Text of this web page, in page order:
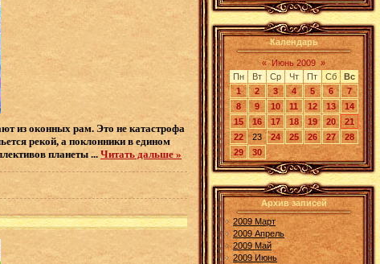
из оконных рам. Это не катастрофа
рекой, а поклонники в едином
планеты ... Читать дальше »
Календарь
« Июнь 2009 »
Пн
Вт Ср Чт Пт Сб
Вс
1
2 3 4 5 6
7
8
9 10 11 12 13
14
15
16 17 18 19 20
21
22
23 24 25 26 27
28
29
30
Архив записей
2009 Март
2009 Апрель
2009 Май
2009 Июнь